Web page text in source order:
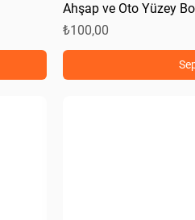
Ahşap ve Oto Yüzey
Fiyat
₺100,00